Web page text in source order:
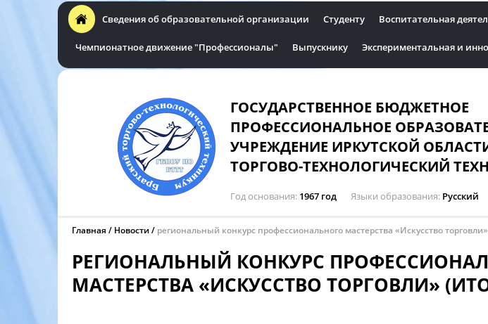
Сведения об образовательной организации Студенту Воспитательная
Чемпионатное движение "Профессионалы" Выпускнику Экспериментальная и
ГОСУДАРСТВЕННОЕ БЮДЖЕТНОЕ
ПРОФЕССИОНАЛЬНОЕ
УЧРЕЖДЕНИЕ ИРКУТСКОЙ
ТОРГОВО-ТЕХНОЛОГИЧЕСКИЙ
Год основания 1967 год Языки образования Русский
Главная Новости региональный конкурс профессионального мастерства «Искусство торговли»
РЕГИОНАЛЬНЫЙ КОНКУРС
МАСТЕРСТВА «ИСКУССТВО ТОРГОВЛИ»